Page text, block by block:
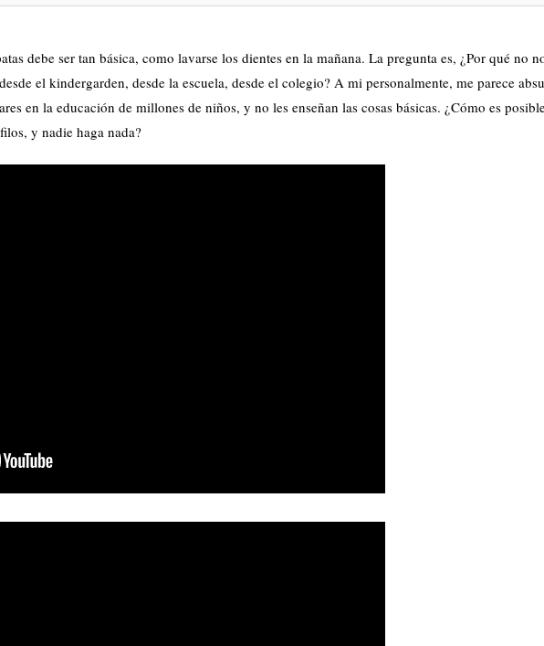
debe ser tan básica, como lavarse los dientes en la mañana. La pregunta es, ¿Por qué no
el kindergarden, desde la escuela, desde el colegio? A mi personalmente, me parece
en la educación de millones de niños, y no les enseñan las cosas básicas. ¿Cómo es
y nadie haga nada?